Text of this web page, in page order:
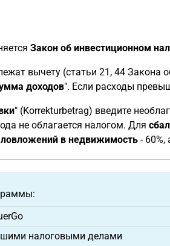
Закон об инвестиционном
вычету (статьи 21, 44
доходов". Если расходы
" (Korrekturbetrag) введите
не облагается налогом. Для
в недвижимость - 60%,
налоговыми делами